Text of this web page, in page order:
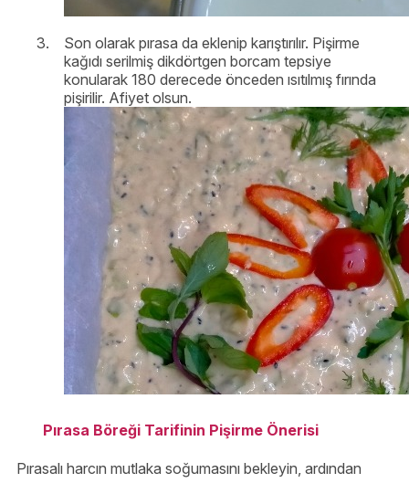
Son olarak pırasa da eklenip karıştırılır. Pişirme
kağıdı serilmiş dikdörtgen borcam tepsiye
konularak 180 derecede önceden ısıtılmış fırında
pişirilir. Afiyet olsun.
Pırasa Böreği Tarifinin Pişirme Önerisi
Pırasalı harcın mutlaka soğumasını bekleyin, ardından